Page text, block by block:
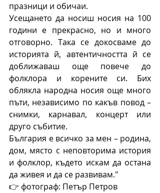
празници и обичаи.
Усещането да носиш носия на 100
години е прекрасно, но и много
отговорно. Така се докосваме до
историята й, автентичността й се
доближаваш още повече до
фолклора и корените си. Бих
облякла народна носия още много
пъти, независимо по какъв повод –
снимки, карнавал, концерт или
друго събитие.
България е всичко за мен – родина,
дом, място с неповторима история
и фолклор, където искам да остана
да живея и да се развивам."
👉 фотограф: Петър Петров